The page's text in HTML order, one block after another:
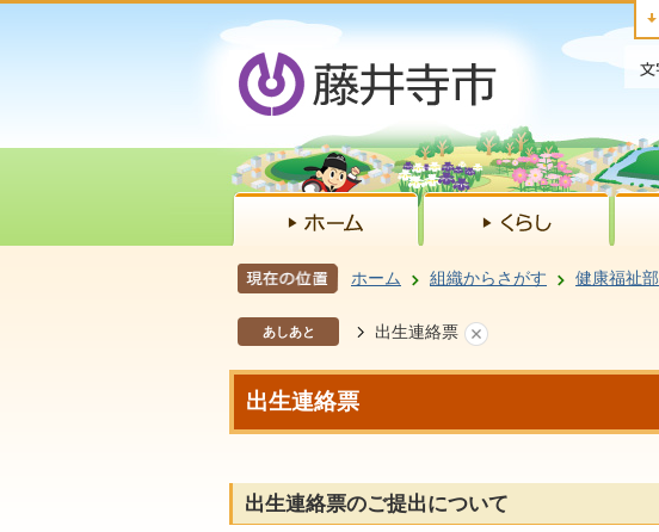
ホーム 組織からさがす 健康福祉部
あしあと 出生連絡票
出生連絡票
出生連絡票のご提出について